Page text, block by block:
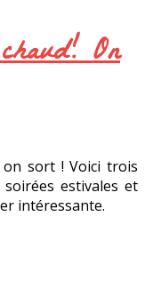
On
on sort ! Voici trois
estivales et
intéressante.